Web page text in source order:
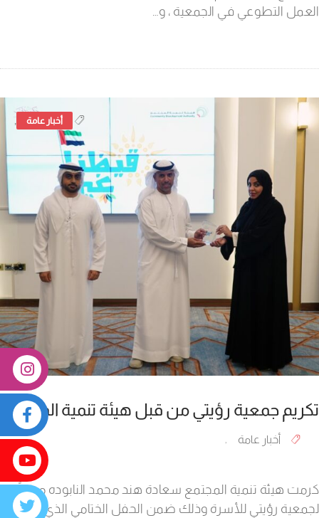
العمل التطوعي في الجمعية ، و…
أخبار عامة
تكريم جمعية رؤيتي من قبل هيئة تنمية المجتمع
أخبار عامة ,
كرمت هيئة تنمية المجتمع سعادة هند محمد النابوده ممثلةً
لجمعية رؤيتي للأسرة وذلك ضمن الحفل الختامي الذي أقامته